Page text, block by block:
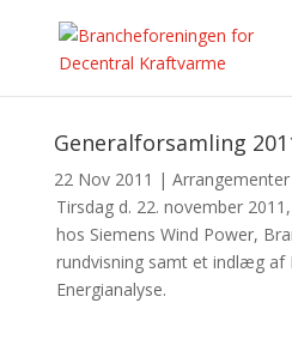
Generalforsamling
22 Nov 2011 | Arrangementer
Tirsdag d. 22. november
hos Siemens Wind Power,
rundvisning samt et indlæg af
Energianalyse.